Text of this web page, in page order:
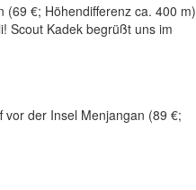
€; Höhendifferenz ca. 400 m)
Scout Kadek begrüßt uns im
der Insel Menjangan (89 €;